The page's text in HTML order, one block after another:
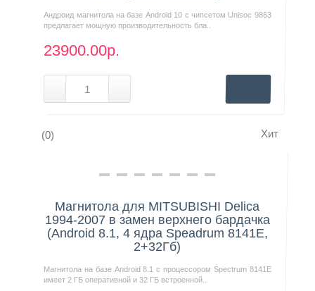
Андроид магнитола на базе Android 10 с чипсетом Unisoc 9863
предлагает мощную производительность бла..
23900.00р.
(0) Хит
Нашли дешевле?
Магнитола для MITSUBISHI Delica
1994-2007 в замен верхнего бардачка
(Android 8.1, 4 ядра Speadrum 8141E,
2+32Гб)
Магнитола на базе Android 8.1 с процессором Spectrum 8141E
имеет 2 ГБ оперативной и 32 ГБ встроенной..